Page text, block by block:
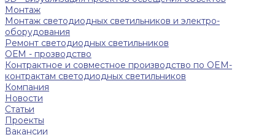
Монтаж
Монтаж светодиодных светильников и электро-
оборудования
Ремонт светодиодных светильников
ОЕМ - прозводство
Контрактное и совместное производство по OEM-
контрактам светодиодных светильников
Компания
Новости
Статьи
Проекты
Вакансии